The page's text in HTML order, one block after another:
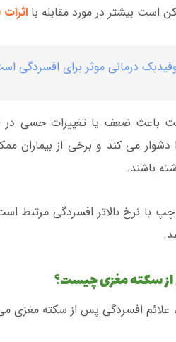
است بیشتر در مورد مقابله با
درمانی موثر برای افسردگی
باعث ضعف یا تغییرات حسی در
دشوار می کند و برخی از
باشند.
با نرخ بالاتر افسردگی مرتبط
سکته مغزی چیست؟
، علائم افسردگی پس از سکته مغزی